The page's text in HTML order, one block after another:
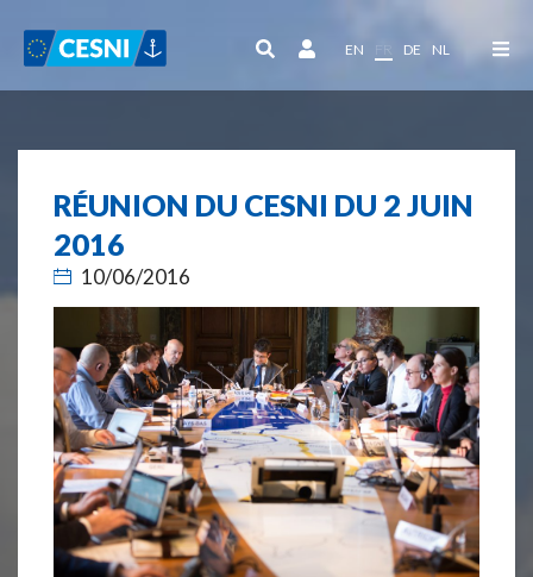
EN FR DE NL
RÉUNION DU CESNI DU 2 JUIN
2016
10/06/2016